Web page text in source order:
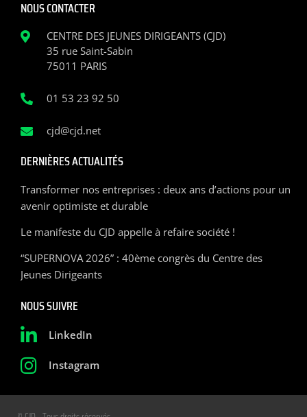
NOUS CONTACTER
CENTRE DES JEUNES DIRIGEANTS (CJD)
35 rue Saint-Sabin
75011 PARIS
01 53 23 92 50
cjd@cjd.net
DERNIÈRES ACTUALITÉS
Transformer nos entreprises : deux ans d’actions pour un
avenir optimiste et durable
Le manifeste du CJD appelle à refaire société !
“SUPERNOVA 2026” : 40ème congrès du Centre des
Jeunes Dirigeants
NOUS SUIVRE
LinkedIn
Instagram